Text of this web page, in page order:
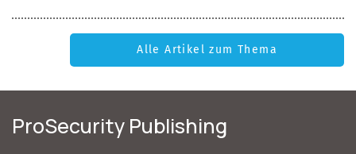
Alle Artikel zum Thema
ProSecurity Publishing